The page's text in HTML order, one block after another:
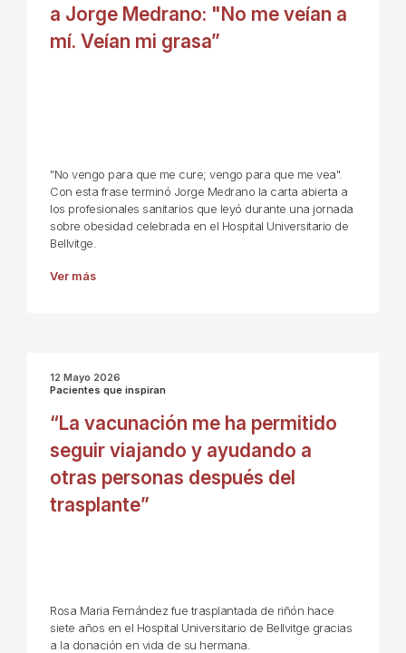
a Jorge Medrano: "No me veían a
mí. Veían mi grasa”
"No vengo para que me cure; vengo para que me vea".
Con esta frase terminó Jorge Medrano la carta abierta a
los profesionales sanitarios que leyó durante una jornada
sobre obesidad celebrada en el Hospital Universitario de
Bellvitge.
Ver más
12 Mayo 2026
Pacientes que inspiran
“La vacunación me ha permitido
seguir viajando y ayudando a
otras personas después del
trasplante”
Rosa Maria Fernández fue trasplantada de riñón hace
siete años en el Hospital Universitario de Bellvitge gracias
a la donación en vida de su hermana.